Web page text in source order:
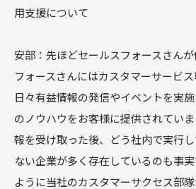
用支援について
安部：先ほどセールスフォースさん
フォースさんにはカスタマーサービス
日々有益情報の発信やイベントを実
のノウハウをお客様に提供されてい
報を受け取った後、どう社内で実行
ない企業が多く存在しているのも事
ように当社のカスタマーサクセス部隊